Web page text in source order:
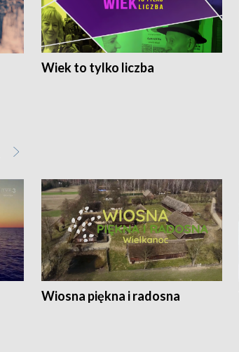
Wiek to tylko liczba
Wiosna piękna i radosna